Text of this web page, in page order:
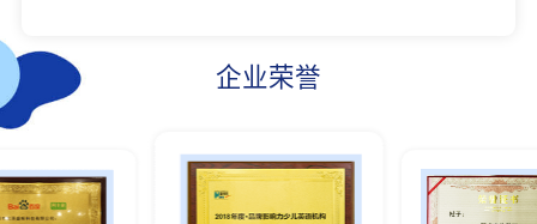
企业荣誉